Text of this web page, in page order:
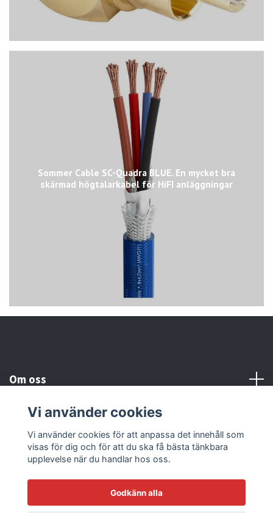
Sommer Cable SC-Quadra BLUE. En mycket bra
skärmad högtalarkabel för HiFI anläggningar
Om oss
Kundtjänst
Läs mer
Vi använder cookies
Vi använder cookies för att anpassa det innehåll som
visas för dig och för att du ska få bästa tänkbara
upplevelse när du handlar hos oss.
Godkänn alla